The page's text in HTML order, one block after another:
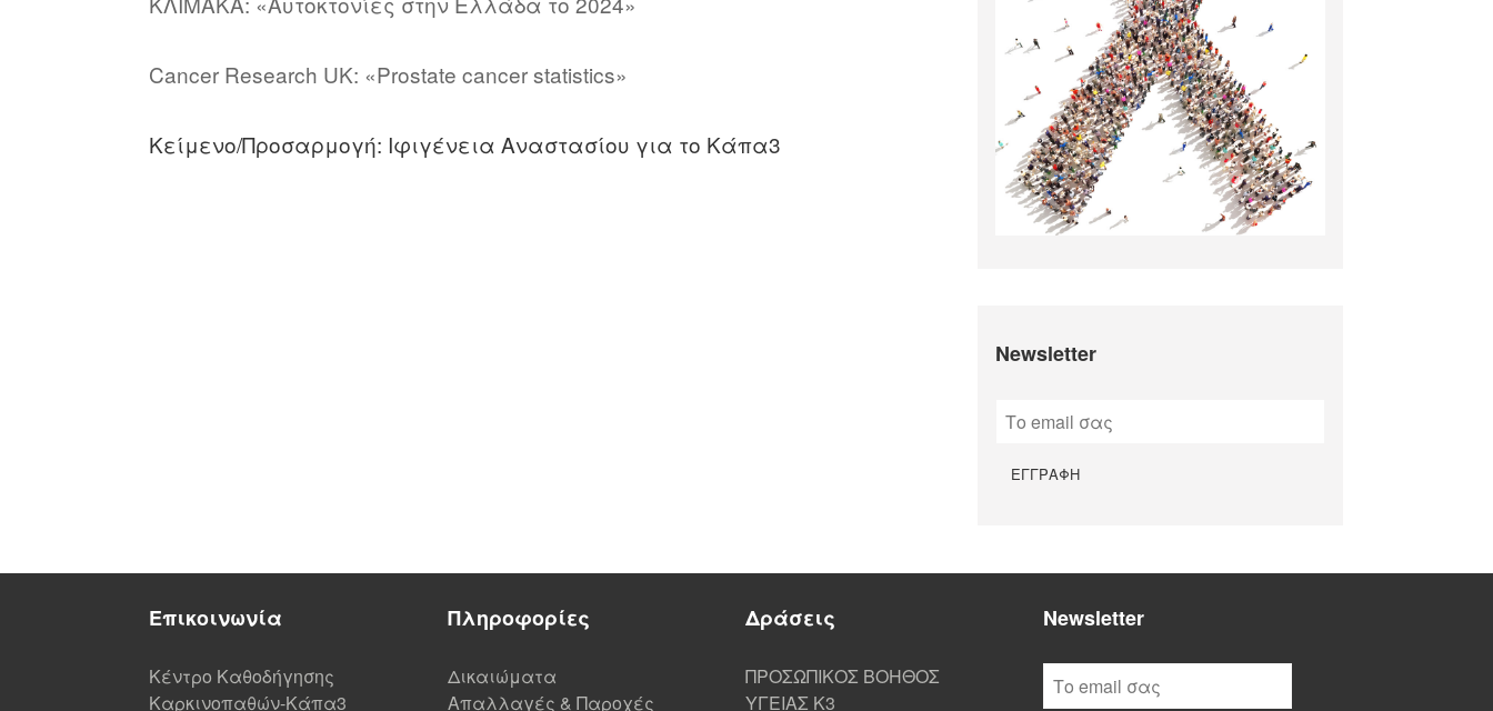
Cancer Research UK: «Prostate cancer statistics»
Κείμενο/Προσαρμογή: Ιφιγένεια Αναστασίου για το Κάπα3
Newsletter
Επικοινωνία
Κέντρο Καθοδήγησης
Καρκινοπαθών-Κάπα3
Πληροφορίες
Δικαιώματα
Απαλλαγές & Παροχές
Δράσεις
ΠΡΟΣΩΠΙΚΟΣ ΒΟΗΘΟΣ
ΥΓΕΙΑΣ K3
Newsletter